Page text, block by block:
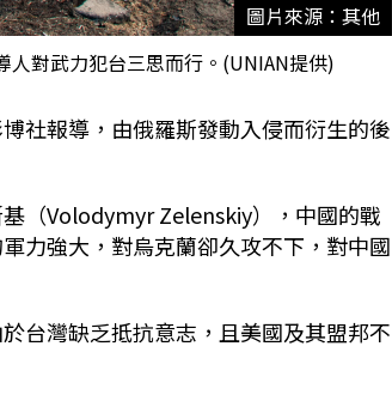
圖片來源：其他
人對武力犯台三思而行。(UNIAN提供)
社報導，由俄羅斯發動入侵而衍生的後
（Volodymyr Zelenskiy），中國的戰
力強大，對烏克蘭卻久攻不下，對中國
台灣缺乏抵抗意志，且美國及其盟邦不